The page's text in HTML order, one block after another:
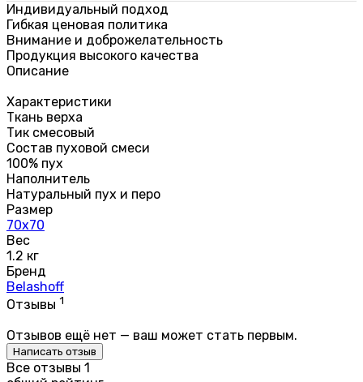
Индивидуальный подход
Гибкая ценовая политика
Внимание и доброжелательность
Продукция высокого качества
Описание
Характеристики
Ткань верха
Тик смесовый
Состав пуховой смеси
100% пух
Наполнитель
Натуральный пух и перо
Размер
70х70
Вес
1.2 кг
Бренд
Belashoff
Отзывы 1
Отзывов ещё нет — ваш может стать первым.
Написать отзыв
Все отзывы 1